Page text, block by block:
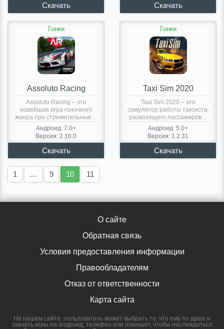
Гонки
Assoluto Racing
Assoluto Racing – это
новейшая игра гоночного
жанра про стремительные…
Андроид: 7.0+
Версия: 2.10.0
Гонки
Taxi Sim 2020
Taxi Sim 2020 – это
симулятор работы таксиста,
развозящего пассажиров…
Андроид: 5.0+
Версия: 1.2.31
1 … 9 10 11
О сайте
Обратная связь
Условия предоставления информации
Правообладателям
Отказ от ответственности
Карта сайта
На нашем сайте, пользователь может выбрать то, что ему по душе и
скачать игры на андроид, телефон или планшет, чтобы наслаждаться